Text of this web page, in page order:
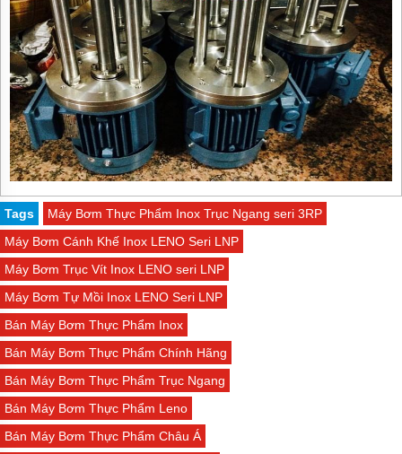
Tags
Máy Bơm Thực Phẩm Inox Trục Ngang seri 3RP
Máy Bơm Cánh Khế Inox LENO Seri LNP
Máy Bơm Trục Vít Inox LENO seri LNP
Máy Bơm Tự Mồi Inox LENO Seri LNP
Bán Máy Bơm Thực Phẩm Inox
Bán Máy Bơm Thực Phẩm Chính Hãng
Bán Máy Bơm Thực Phẩm Trục Ngang
Bán Máy Bơm Thực Phẩm Leno
Bán Máy Bơm Thực Phẩm Châu Á